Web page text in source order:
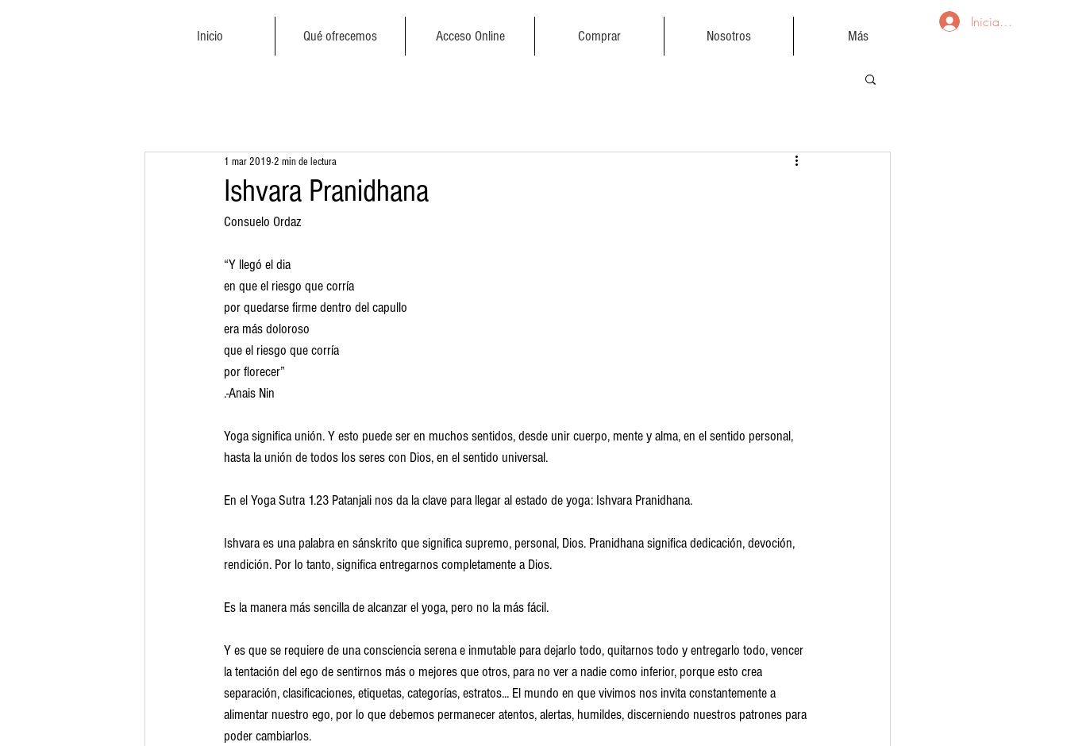
Inicio Qué ofrecemos Acceso Online Comprar Nosotros Más
Iniciar sesión
Ishvara Pranidhana
1 mar 2019 2 min de lectura
Consuelo Ordaz
“Y llegó el dia
en que el riesgo que corría
por quedarse firme dentro del capullo
era más doloroso
que el riesgo que corría
por florecer”
.-Anais Nin
Yoga significa unión. Y esto puede ser en muchos sentidos, desde unir cuerpo, mente y alma, en el sentido personal,
hasta la unión de todos los seres con Dios, en el sentido universal.
En el Yoga Sutra 1.23 Patanjali nos da la clave para llegar al estado de yoga: Ishvara Pranidhana.
Ishvara es una palabra en sánskrito que significa supremo, personal, Dios. Pranidhana significa dedicación, devoción,
rendición. Por lo tanto, significa entregarnos completamente a Dios.
Es la manera más sencilla de alcanzar el yoga, pero no la más fácil.
Y es que se requiere de una consciencia serena e inmutable para dejarlo todo, quitarnos todo y entregarlo todo, vencer
la tentación del ego de sentirnos más o mejores que otros, para no ver a nadie como inferior, porque esto crea
separación, clasificaciones, etiquetas, categorías, estratos... El mundo en que vivimos nos invita constantemente a
alimentar nuestro ego, por lo que debemos permanecer atentos, alertas, humildes, discerniendo nuestros patrones para
poder cambiarlos.